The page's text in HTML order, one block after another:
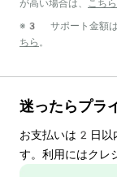
が高い場合は、
こちら
※3 サポート金額は
ちら 。
迷ったらプラ
お支払いは 2 日以
す。利用にはクレ